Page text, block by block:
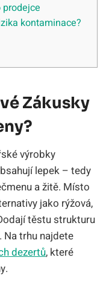
prodejce
kontaminace?
Zákusky
výrobky
lepek – tedy
a žitě. Místo
jako rýžová,
těstu strukturu
Na trhu najdete
dezertů, které